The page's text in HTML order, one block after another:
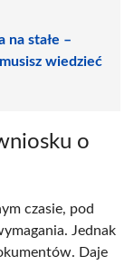
na stałe –
wiedzieć
o
czasie, pod
Jednak
Daje